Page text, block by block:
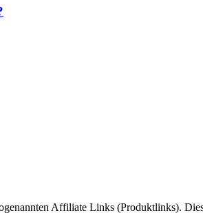
Affiliate Links (Produktlinks).